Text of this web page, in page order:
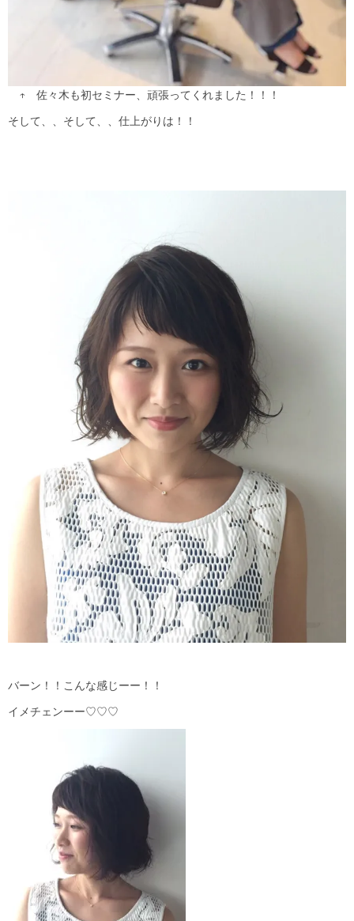
↑ 佐々木も初セミナー、頑張ってくれました！！！
そして、、そして、、仕上がりは！！
バーン！！こんな感じーー！！
イメチェンーー♡♡♡